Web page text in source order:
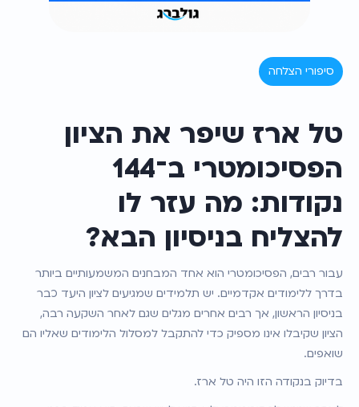
סיפורי הצלחה
טל ארז שיפר את הציון
הפסיכומטרי ב־144
נקודות: מה עזר לו
להצליח בניסיון הבא?
עבור רבים, הפסיכומטרי הוא אחד המבחנים המשמעותיים ביותר
בדרך ללימודים אקדמיים. יש תלמידים שמגיעים לציון היעד כבר
בניסיון הראשון, אך רבים אחרים מגלים שגם לאחר השקעה רבה,
הציון שקיבלו אינו מספיק כדי להתקבל למסלול הלימודים שאליו הם
שואפים.
בדיוק בנקודה הזו היה טל ארז.